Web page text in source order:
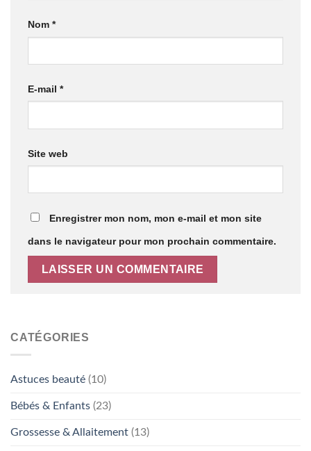
Nom *
E-mail *
Site web
Enregistrer mon nom, mon e-mail et mon site
dans le navigateur pour mon prochain commentaire.
CATÉGORIES
Astuces beauté (10)
Bébés & Enfants (23)
Grossesse & Allaitement (13)